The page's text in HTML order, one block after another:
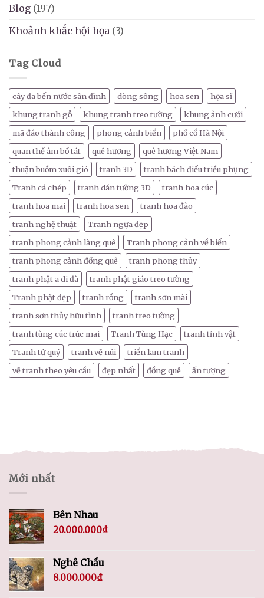
Blog (197)
Khoảnh khắc hội họa (3)
Tag Cloud
cây đa bến nước sân đình dòng sông hoa sen
họa sĩ
khung tranh gỗ
khung tranh treo tường
khung ảnh cưới
mã đáo thành công
phong cảnh biển
phố cổ Hà Nội
quan thế âm bồ tát
quê hương
quê hương Việt Nam
thuận buồm xuôi gió
tranh 3D
tranh bách điểu triều phụng
Tranh cá chép
tranh dán tường 3D
tranh hoa cúc
tranh hoa mai
tranh hoa sen
tranh hoa đào
tranh nghệ thuật
Tranh ngựa đẹp
tranh phong cảnh làng quê
Tranh phong cảnh về biển
tranh phong cảnh đồng quê
tranh phong thủy
tranh phật a di đà
tranh phật giáo treo tường
Tranh phật đẹp
tranh rồng
tranh sơn mài
tranh sơn thủy hữu tình
tranh treo tường
tranh tùng cúc trúc mai
Tranh Tùng Hạc
tranh tĩnh vật
Tranh tứ quý
tranh vẽ núi
triển lãm tranh
vẽ tranh theo yêu cầu
đẹp nhất đồng quê ấn tượng
Mới nhất
Bên Nhau
20.000.000₫
Nghê Chầu
8.000.000₫